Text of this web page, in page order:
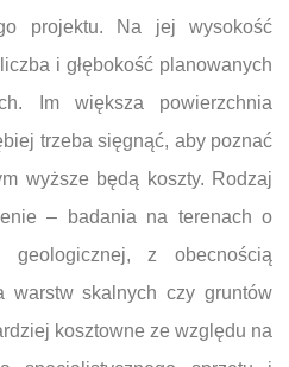
projektu. Na jej wysokość
i głębokość planowanych
Im większa powierzchnia
trzeba sięgnąć, aby poznać
wyższe będą koszty. Rodzaj
– badania na terenach o
geologicznej, z obecnością
warstw skalnych czy gruntów
kosztowne ze względu na